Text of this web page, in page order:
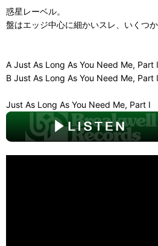
惑星レーベル。
盤はエッジ中心に細かいスレ、いくつ
A Just As Long As You Need Me, Part
B Just As Long As You Need Me, Part
Just As Long As You Need Me, Part I